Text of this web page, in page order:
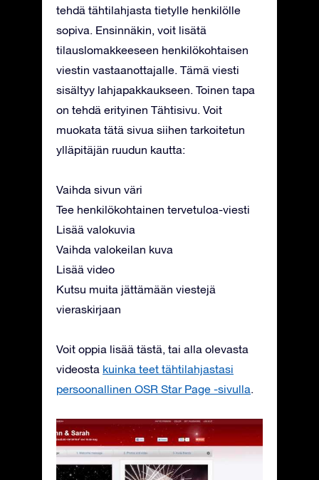
tehdä tähtilahjasta tietylle henkilölle
sopiva. Ensinnäkin, voit lisätä
tilauslomakkeeseen henkilökohtaisen
viestin vastaanottajalle. Tämä viesti
sisältyy lahjapakkaukseen. Toinen tapa
on tehdä erityinen Tähtisivu. Voit
muokata tätä sivua siihen tarkoitetun
ylläpitäjän ruudun kautta:
Vaihda sivun väri
Tee henkilökohtainen tervetuloa-viesti
Lisää valokuvia
Vaihda valokeilan kuva
Lisää video
Kutsu muita jättämään viestejä
vieraskirjaan
Voit oppia lisää tästä, tai alla olevasta
videosta kuinka teet tähtilahjastasi
persoonallinen OSR Star Page -sivulla.